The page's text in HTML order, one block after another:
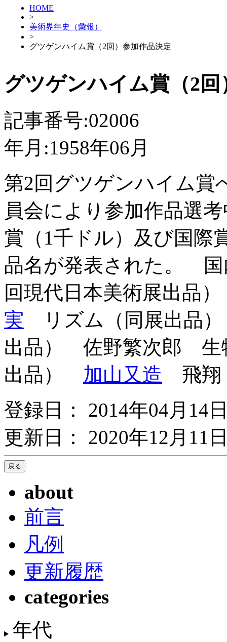
HOME
>
美術界年史（彙報）
>
グツゲンハイム賞（2回）参加作品決定
グツゲンハイム賞（2
記事番号:02006
年月:1958年06月
第2回グツゲンハイム賞
員会により参加作品選
賞（1千ドル）及び国際
品名が発表された。
回現代日本美術展出
実 リズム（同展出品
出品） 佐野繁次郎 生
出品） 加山又造 飛翔
登録日： 2014年04月14
更新日： 2020年12月11
about
前言
凡例
更新履歴
categories
年代